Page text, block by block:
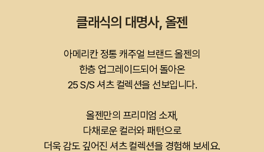
클래식의 대명사, 올젠
아메리칸 정통 캐주얼 브랜드 올젠의
한층 업그레이드되어 돌아온
25 S/S 셔츠 컬렉션을 선보입니다.
올젠만의 프리미엄 소재,
다채로운 컬러와 패턴으로
더욱 감도 깊어진 셔츠 컬렉션을 경험해 보세요.